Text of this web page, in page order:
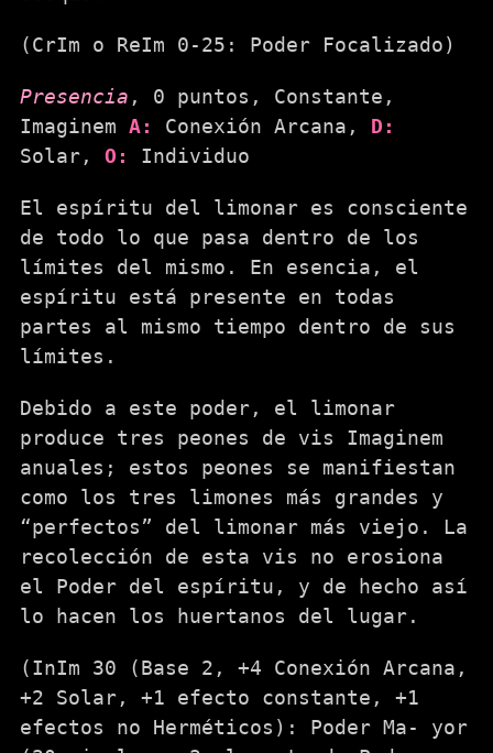
(CrIm o ReIm 0-25: Poder Focalizado)
Presencia , 0 puntos, Constante,
Imaginem A: Conexión Arcana, D:
Solar, O: Individuo
El espíritu del limonar es consciente
de todo lo que pasa dentro de los
límites del mismo. En esencia, el
espíritu está presente en todas
partes al mismo tiempo dentro de sus
límites.
Debido a este poder, el limonar
produce tres peones de vis Imaginem
anuales; estos peones se manifiestan
como los tres limones más grandes y
“perfectos” del limonar más viejo. La
recolección de esta vis no erosiona
el Poder del espíritu, y de hecho así
lo hacen los huertanos del lugar.
(InIm 30 (Base 2, +4 Conexión Arcana,
+2 Solar, +1 efecto constante, +1
efectos no Herméticos): Poder Ma- yor